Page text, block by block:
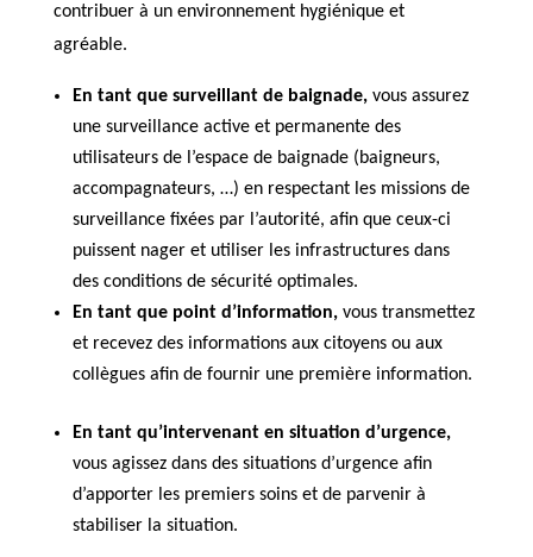
contribuer à un environnement hygiénique et
agréable.
En tant que surveillant de baignade, vous assurez
une surveillance active et permanente des
utilisateurs de l’espace de baignade (baigneurs,
accompagnateurs, …) en respectant les missions de
surveillance fixées par l’autorité, afin que ceux-ci
puissent nager et utiliser les infrastructures dans
des conditions de sécurité optimales.
En tant que point d’information, vous transmettez
et recevez des informations aux citoyens ou aux
collègues afin de fournir une première information.
En tant qu’intervenant en situation d’urgence,
vous agissez dans des situations d’urgence afin
d’apporter les premiers soins et de parvenir à
stabiliser la situation.